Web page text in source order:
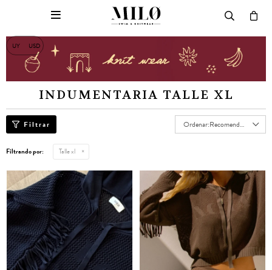
UY USD

INDUMENTARIA TALLE XL
Recomendados
Filtrando por: Talle xl